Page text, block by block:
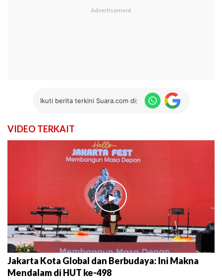
Ikuti berita terkini Suara.com di:
VIDEO TERKAIT
►
Jakarta Kota Global dan Berbudaya: Ini Makna
Mendalam di HUT ke-498